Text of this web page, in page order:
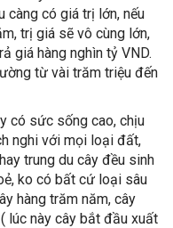
càng có giá trị lớn, nếu
trị giá sẽ vô cùng lớn,
giá hàng nghìn tỷ VND.
từ vài trăm triệu đến
có sức sống cao, chịu
nghi với mọi loại đất,
trung du cây đều sinh
ko có bất cứ loại sâu
hàng trăm năm, cây
lúc này cây bắt đầu xuất